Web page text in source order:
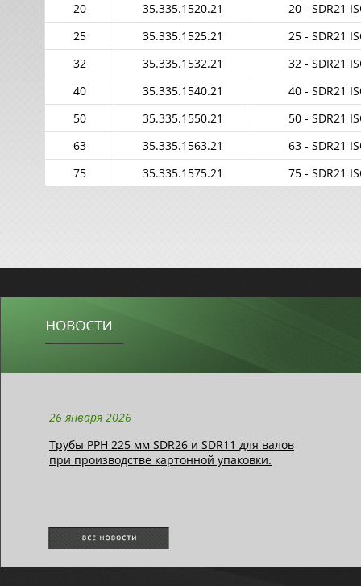
20
35.335.1520.21
20 - SDR21
25
35.335.1525.21
25 - SDR21
32
35.335.1532.21
32 - SDR21
40
35.335.1540.21
40 - SDR21
50
35.335.1550.21
50 - SDR21
63
35.335.1563.21
63 - SDR21
75
35.335.1575.21 75 - SDR21
26 января 2026
Трубы РРН 225 мм SDR26 и SDR11 для валов
при производстве картонной упаковки.